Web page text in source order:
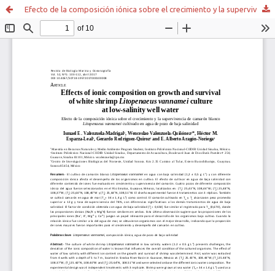
Efecto de la composición iónica sobre el crecimiento y la supervivencia de camarón blanco Litopenaeus vannamei cultivado en agua de pozo de baja salinidad